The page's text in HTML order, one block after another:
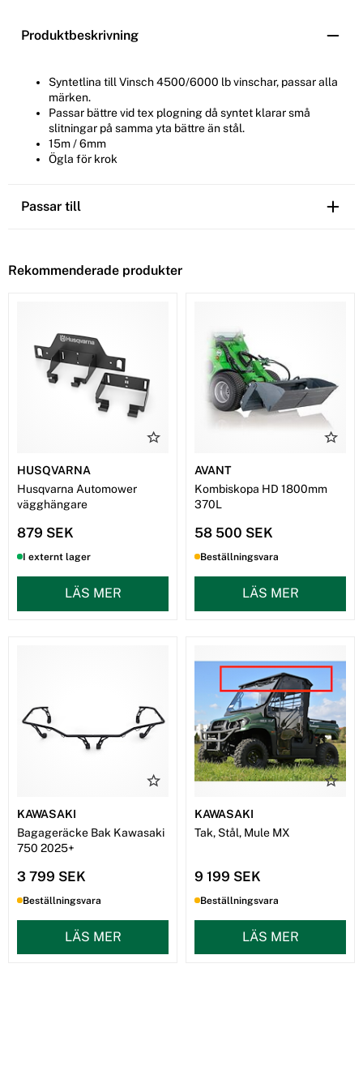
Produktbeskrivning
Syntetlina till Vinsch 4500/6000 lb vinschar, passar alla
märken.
Passar bättre vid tex plogning då syntet klarar små
slitningar på samma yta bättre än stål.
15m / 6mm
Ögla för krok
Passar till
Rekommenderade produkter
HUSQVARNA
Husqvarna Automower
vägghängare
879 SEK
I externt lager
LÄS MER
AVANT
Kombiskopa HD 1800mm
370L
58 500 SEK
Beställningsvara
LÄS MER
KAWASAKI
Bagageräcke Bak Kawasaki
750 2025+
3 799 SEK
Beställningsvara
LÄS MER
KAWASAKI
Tak, Stål, Mule MX
9 199 SEK
Beställningsvara
LÄS MER